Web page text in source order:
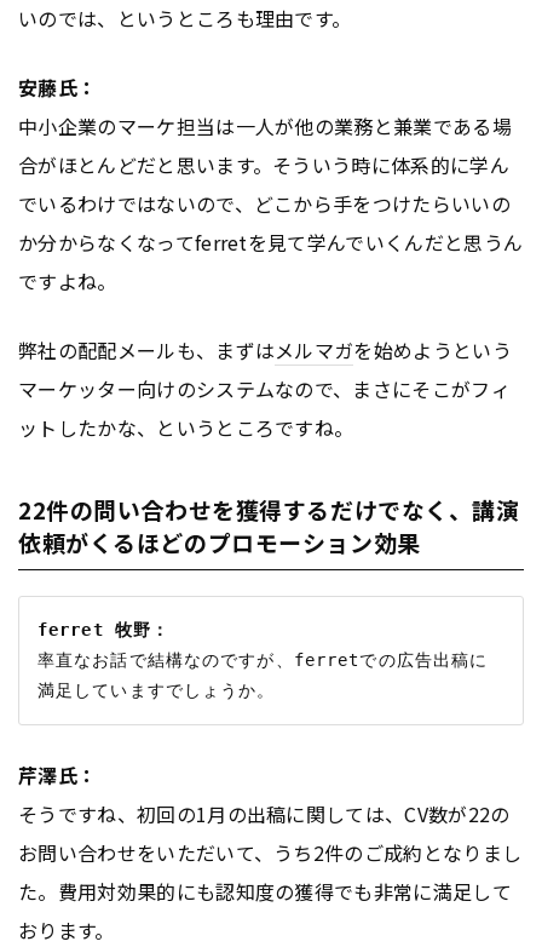
いのでは、というところも理由です。
安藤氏：
中小企業のマーケ担当は一人が他の業務と兼業である場
合がほとんどだと思います。そういう時に体系的に学ん
でいるわけではないので、どこから手をつけたらいいの
か分からなくなってferretを見て学んでいくんだと思うん
ですよね。
弊社の配配メールも、まずはメルマガを始めようという
マーケッター向けのシステムなので、まさにそこがフィ
ットしたかな、というところですね。
22件の問い合わせを獲得するだけでなく、講演
依頼がくるほどのプロモーション効果
ferret 牧野：
率直なお話で結構なのですが、ferretでの広告出稿に
芹澤氏：
そうですね、初回の1月の出稿に関しては、CV数が22の
お問い合わせをいただいて、うち2件のご成約となりまし
た。費用対効果的にも認知度の獲得でも非常に満足して
おります。